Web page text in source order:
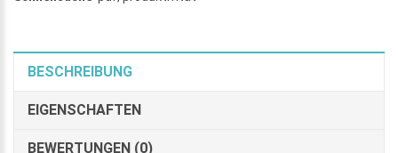
BESCHREIBUNG
EIGENSCHAFTEN
BEWERTUNGEN (0)